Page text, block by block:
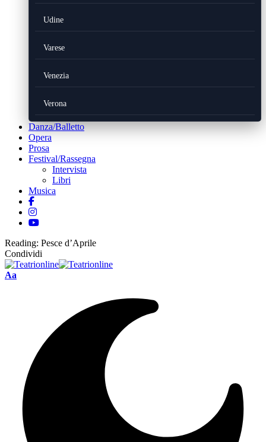
Udine
Varese
Venezia
Verona
Danza/Balletto
Opera
Prosa
Festival/Rassegna
Intervista
Libri
Musica
Reading: Pesce d’Aprile
Condividi
Font
Aa